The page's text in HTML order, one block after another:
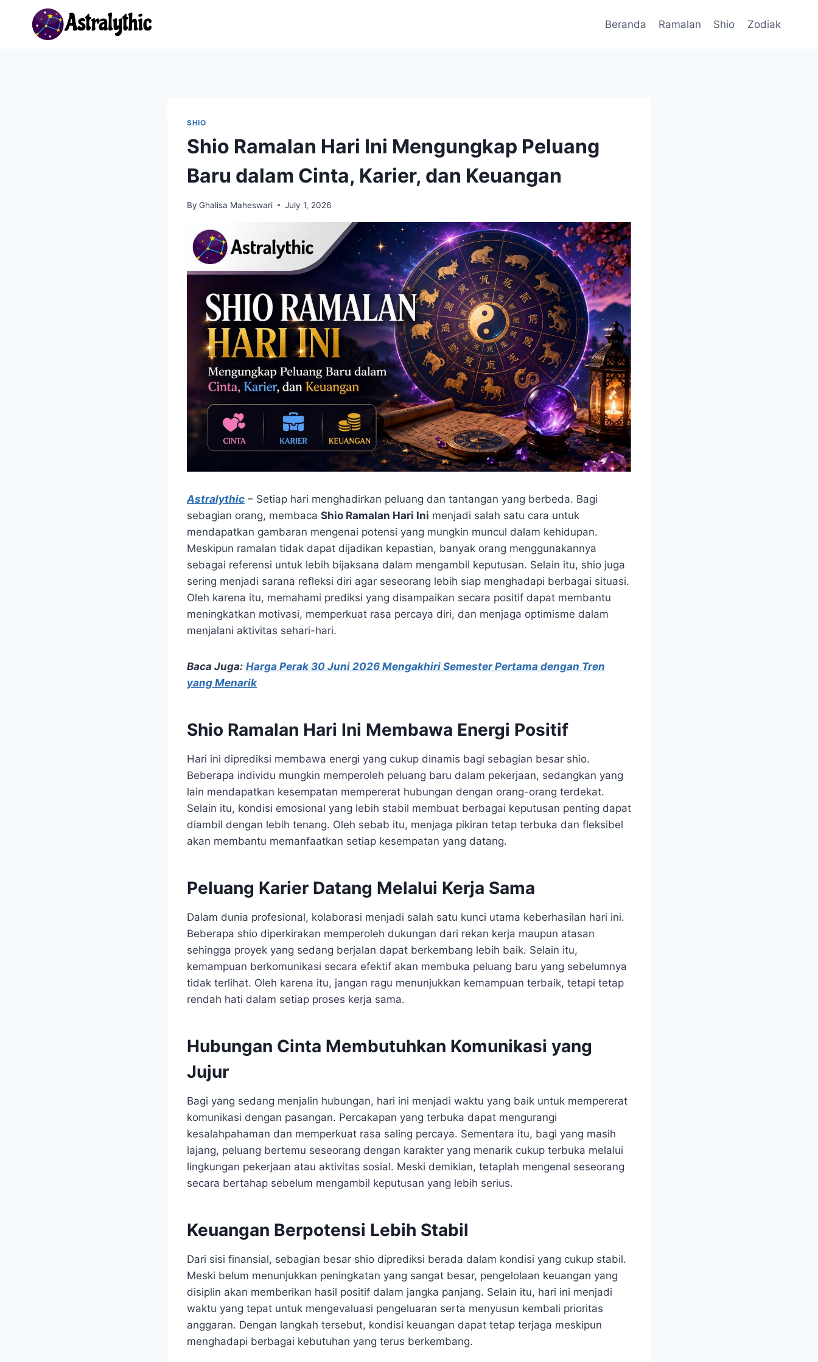
Beranda Ramalan Shio Zodiak
SHIO
Shio Ramalan Hari Ini Mengungkap Peluang
Baru dalam Cinta, Karier, dan Keuangan
By Ghalisa Maheswari July 1, 2026
Astralythic – Setiap hari menghadirkan peluang dan tantangan yang berbeda. Bagi
sebagian orang, membaca Shio Ramalan Hari Ini menjadi salah satu cara untuk
mendapatkan gambaran mengenai potensi yang mungkin muncul dalam kehidupan.
Meskipun ramalan tidak dapat dijadikan kepastian, banyak orang menggunakannya
sebagai referensi untuk lebih bijaksana dalam mengambil keputusan. Selain itu, shio juga
sering menjadi sarana refleksi diri agar seseorang lebih siap menghadapi berbagai situasi.
Oleh karena itu, memahami prediksi yang disampaikan secara positif dapat membantu
meningkatkan motivasi, memperkuat rasa percaya diri, dan menjaga optimisme dalam
menjalani aktivitas sehari-hari.
Baca Juga: Harga Perak 30 Juni 2026 Mengakhiri Semester Pertama dengan Tren
yang Menarik
Shio Ramalan Hari Ini Membawa Energi Positif
Hari ini diprediksi membawa energi yang cukup dinamis bagi sebagian besar shio.
Beberapa individu mungkin memperoleh peluang baru dalam pekerjaan, sedangkan yang
lain mendapatkan kesempatan mempererat hubungan dengan orang-orang terdekat.
Selain itu, kondisi emosional yang lebih stabil membuat berbagai keputusan penting dapat
diambil dengan lebih tenang. Oleh sebab itu, menjaga pikiran tetap terbuka dan fleksibel
akan membantu memanfaatkan setiap kesempatan yang datang.
Peluang Karier Datang Melalui Kerja Sama
Dalam dunia profesional, kolaborasi menjadi salah satu kunci utama keberhasilan hari ini.
Beberapa shio diperkirakan memperoleh dukungan dari rekan kerja maupun atasan
sehingga proyek yang sedang berjalan dapat berkembang lebih baik. Selain itu,
kemampuan berkomunikasi secara efektif akan membuka peluang baru yang sebelumnya
tidak terlihat. Oleh karena itu, jangan ragu menunjukkan kemampuan terbaik, tetapi tetap
rendah hati dalam setiap proses kerja sama.
Hubungan Cinta Membutuhkan Komunikasi yang
Jujur
Bagi yang sedang menjalin hubungan, hari ini menjadi waktu yang baik untuk mempererat
komunikasi dengan pasangan. Percakapan yang terbuka dapat mengurangi
kesalahpahaman dan memperkuat rasa saling percaya. Sementara itu, bagi yang masih
lajang, peluang bertemu seseorang dengan karakter yang menarik cukup terbuka melalui
lingkungan pekerjaan atau aktivitas sosial. Meski demikian, tetaplah mengenal seseorang
secara bertahap sebelum mengambil keputusan yang lebih serius.
Keuangan Berpotensi Lebih Stabil
Dari sisi finansial, sebagian besar shio diprediksi berada dalam kondisi yang cukup stabil.
Meski belum menunjukkan peningkatan yang sangat besar, pengelolaan keuangan yang
disiplin akan memberikan hasil positif dalam jangka panjang. Selain itu, hari ini menjadi
waktu yang tepat untuk mengevaluasi pengeluaran serta menyusun kembali prioritas
anggaran. Dengan langkah tersebut, kondisi keuangan dapat tetap terjaga meskipun
menghadapi berbagai kebutuhan yang terus berkembang.